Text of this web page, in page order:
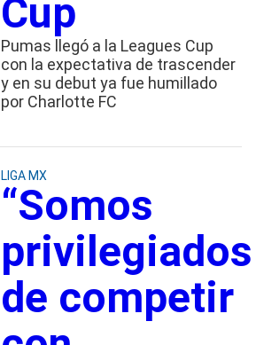
Cup
Pumas llegó a la Leagues Cup
con la expectativa de trascender
y en su debut ya fue humillado
por Charlotte FC
LIGA MX
“Somos
privilegiados
de competir